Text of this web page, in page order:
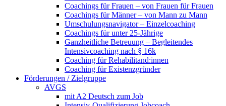
Coachings für Frauen – von Frauen für Frauen
Coachings für Männer – von Mann zu Mann
Umschulungsnavigator – Einzelcoaching
Coachings für unter 25-Jährige
Ganzheitliche Betreuung – Begleitendes
Intensivcoaching nach § 16k
Coaching für Rehabilitand:innen
Coaching für Existenzgründer
Förderungen / Zielgruppe
AVGS
mit A2 Deutsch zum Job